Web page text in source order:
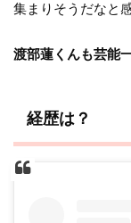
集まりそうだなと
渡部蓮くんも芸能
経歴は？